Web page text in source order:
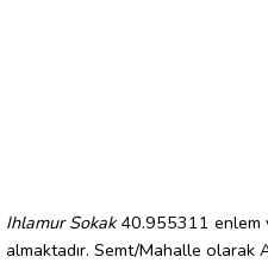
Ihlamur Sokak40.955311 enlem
almaktadır. Semt/Mahalle olarak